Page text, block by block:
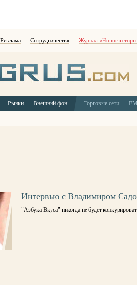
Реклама Сотрудничество Журнал «Новости
Рынки Внешний фон Торговые сети
Интервью с Владимиром
"Азбука Вкуса" никогда не будет